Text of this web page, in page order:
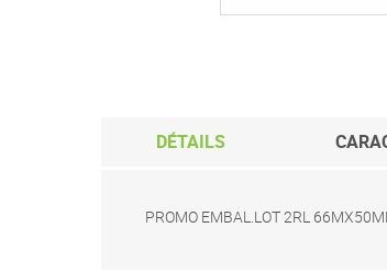
DÉTAILS
PROMO EMBAL.LOT 2RL